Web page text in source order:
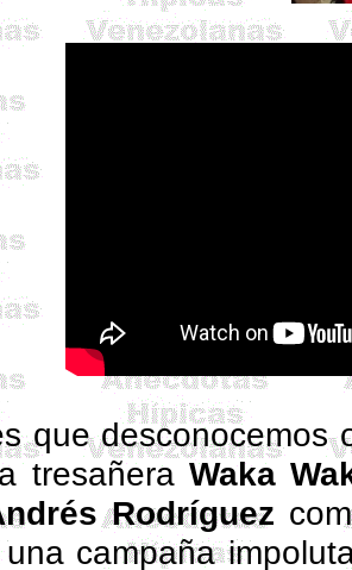
que desconocemos
tresañera Waka
Rodríguez
una campaña